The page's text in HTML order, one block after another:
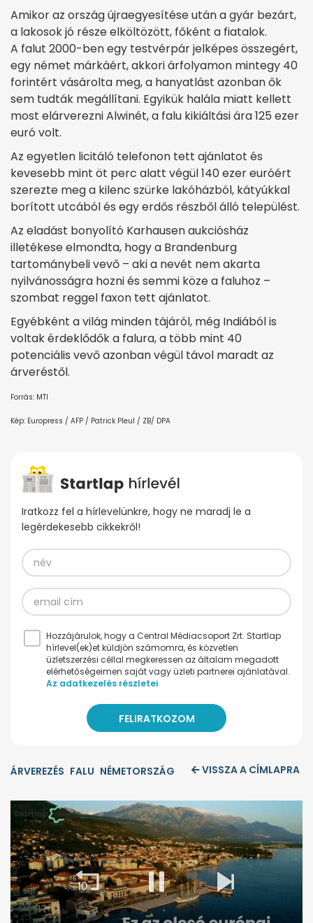
Amikor az ország újraegyesítése után a gyár bezárt,
a lakosok jó része elköltözött, főként a fiatalok.
A falut 2000-ben egy testvérpár jelképes összegért,
egy német márkáért, akkori árfolyamon mintegy 40
forintért vásárolta meg, a hanyatlást azonban ők
sem tudták megállítani. Egyikük halála miatt kellett
most elárverezni Alwinét, a falu kikiáltási ára 125 ezer
euró volt.
Az egyetlen licitáló telefonon tett ajánlatot és
kevesebb mint öt perc alatt végül 140 ezer euróért
szerezte meg a kilenc szürke lakóházból, kátyúkkal
borított utcából és egy erdős részből álló települést.
Az eladást bonyolító Karhausen aukciósház
illetékese elmondta, hogy a Brandenburg
tartománybeli vevő – aki a nevét nem akarta
nyilvánosságra hozni és semmi köze a faluhoz –
szombat reggel faxon tett ajánlatot.
Egyébként a világ minden tájáról, még Indiából is
voltak érdeklődők a falura, a több mint 40
potenciális vevő azonban végül távol maradt az
árveréstől.
Forrás: MTI
Kép: Europress / AFP / Patrick Pleul / ZB/ DPA
Iratkozz fel a hírlevelünkre, hogy ne maradj le a
legérdekesebb cikkekről!
Hozzájárulok, hogy a Central Médiacsoport Zrt. Startlap
hírlevel(ek)et küldjön számomra, és közvetlen
üzletszerzési céllal megkeressen az általam megadott
elérhetőségeimen saját vagy üzleti partnerei ajánlatával.
Az adatkezelés részletei
ÁRVEREZÉS FALU NÉMETORSZÁG VISSZA A CÍMLAPRA